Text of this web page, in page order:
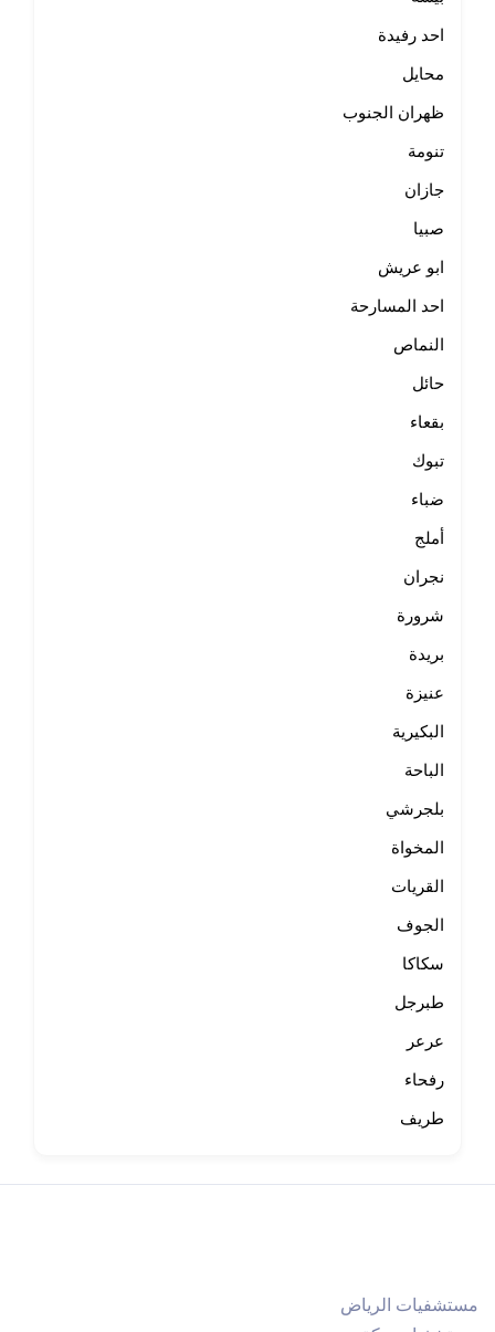
احد رفيدة
محايل
ظهران الجنوب
تنومة
جازان
صبيا
ابو عريش
احد المسارحة
النماص
حائل
بقعاء
تبوك
ضباء
أملج
نجران
شرورة
بريدة
عنيزة
البكيرية
الباحة
بلجرشي
المخواة
القريات
الجوف
سكاكا
طبرجل
عرعر
رفحاء
طريف
مستشفيات الرياض